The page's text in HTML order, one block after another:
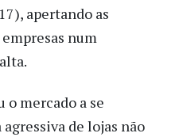
apertando as
num
o mercado a se
de lojas não